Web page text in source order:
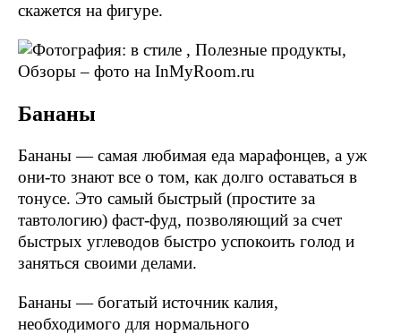
скажется на фигуре.
Бананы
Бананы — самая любимая еда марафонцев, а уж
они-то знают все о том, как долго оставаться в
тонусе. Это самый быстрый (простите за
тавтологию) фаст-фуд, позволяющий за счет
быстрых углеводов быстро успокоить голод и
заняться своими делами.
Бананы — богатый источник калия,
необходимого для нормального